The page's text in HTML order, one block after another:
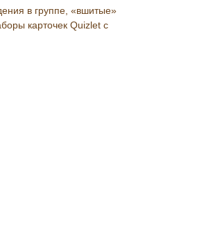
в группе, «вшитые»
карточек Quizlet с